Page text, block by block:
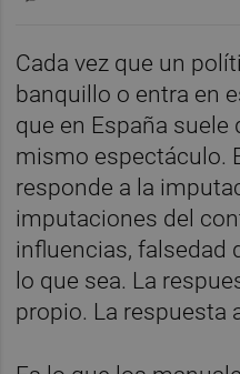
Cada vez que un
banquillo o entra en
que en España suele
mismo espectáculo.
responde a la
imputaciones del
influencias, falsedad
lo que sea. La
propio. La respuesta